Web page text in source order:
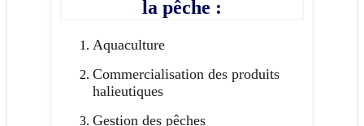
la pêche :
Aquaculture
Commercialisation des produits
halieutiques
Gestion des pêches